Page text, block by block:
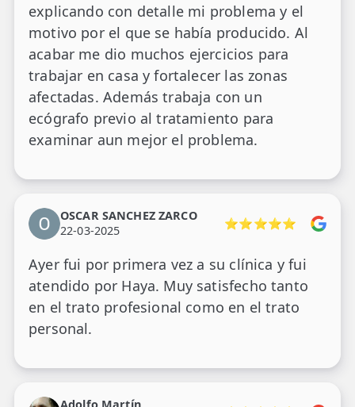
explicando con detalle mi problema y el
motivo por el que se había producido. Al
acabar me dio muchos ejercicios para
trabajar en casa y fortalecer las zonas
afectadas. Además trabaja con un
ecógrafo previo al tratamiento para
examinar aun mejor el problema.
OSCAR SANCHEZ ZARCO
22-03-2025
⭐⭐⭐⭐⭐
Ayer fui por primera vez a su clínica y fui
atendido por Haya. Muy satisfecho tanto
en el trato profesional como en el trato
personal.